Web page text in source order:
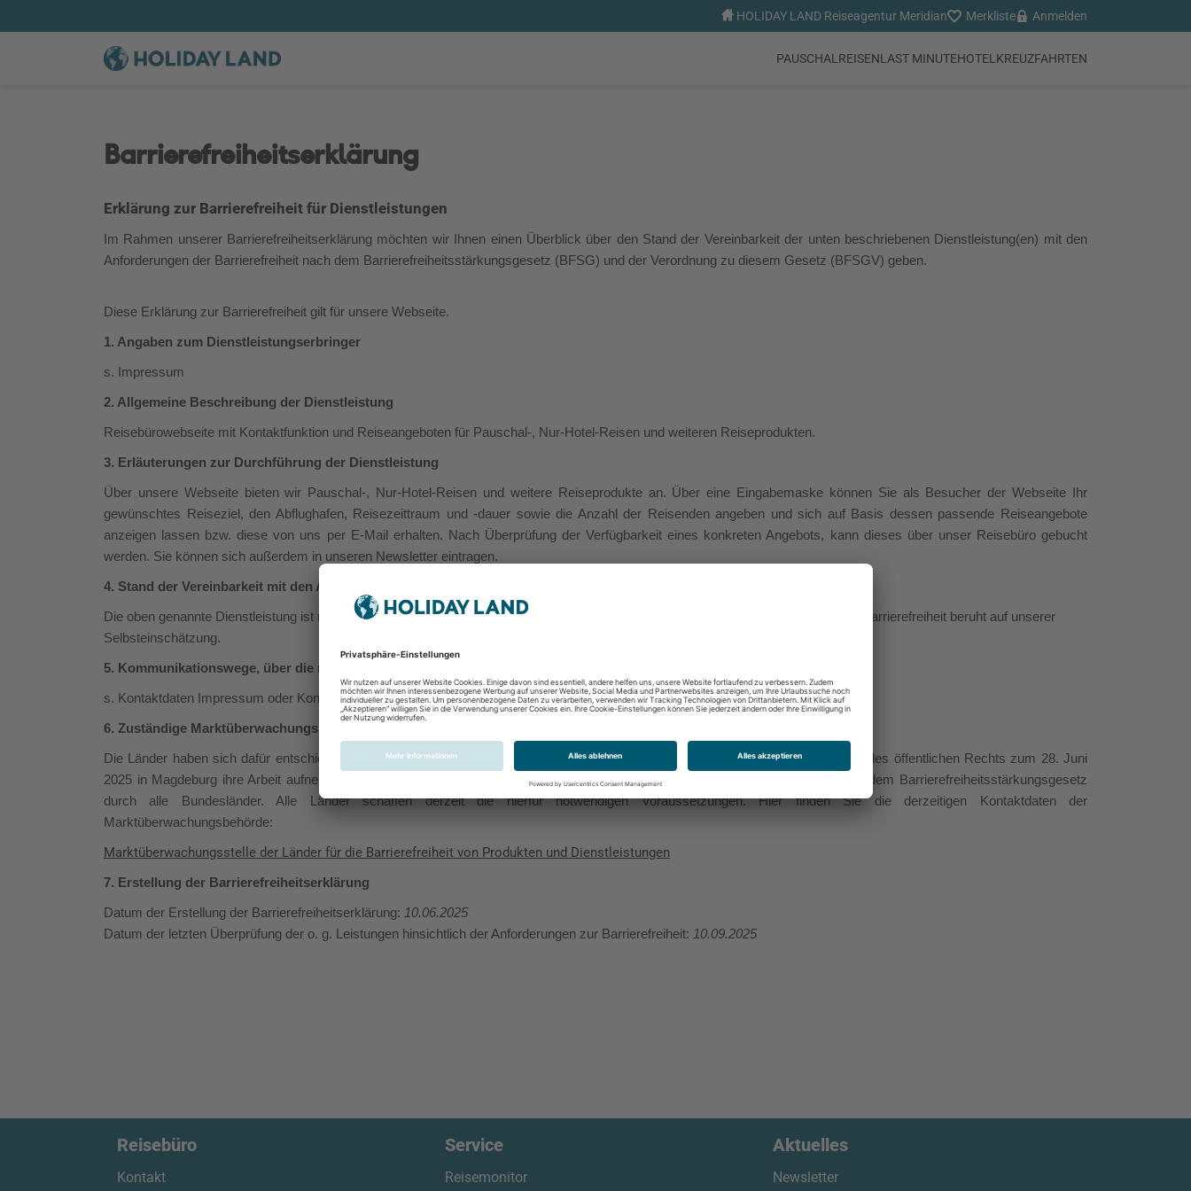
HOLIDAY LAND Reiseagentur Meridian Merkliste Anmelden
PAUSCHALREISENLAST MINUTEHOTEL KREUZFAHRTEN
Barrierefreiheitserklärung
Erklärung zur Barrierefreiheit für Dienstleistungen
Im Rahmen unserer Barrierefreiheitserklärung möchten wir Ihnen einen Überblick über den Stand der Vereinbarkeit der unten beschriebenen Dienstleistung(en) mit den
Anforderungen der Barrierefreiheit nach dem Barrierefreiheitsstärkungsgesetz (BFSG) und der Verordnung zu diesem Gesetz (BFSGV) geben.
Diese Erklärung zur Barrierefreiheit gilt für unsere Webseite.
1. Angaben zum Dienstleistungserbringer
s. Impressum
2. Allgemeine Beschreibung der Dienstleistung
Reisebürowebseite mit Kontaktfunktion und Reiseangeboten für Pauschal-, Nur-Hotel-Reisen und weiteren Reiseprodukten.
3. Erläuterungen zur Durchführung der Dienstleistung
Über unsere Webseite bieten wir Pauschal-, Nur-Hotel-Reisen und weitere Reiseprodukte an. Über eine Eingabemaske können Sie als Besucher der Webseite Ihr
gewünschtes Reiseziel, den Abflughafen, Reisezeittraum und -dauer sowie die Anzahl der Reisenden angeben und sich auf Basis dessen passende Reiseangebote
anzeigen lassen bzw. diese von uns per E-Mail erhalten. Nach Überprüfung der Verfügbarkeit eines konkreten Angebots, kann dieses über unser Reisebüro gebucht
werden. Sie können sich außerdem in unseren Newsletter eintragen.
4. Stand der Vereinbarkeit mit den Anforderungen
Die oben genannte Dienstleistung ist mit dem Barrierefreiheitsstärkungsgesetz (BFSG) vereinbar.
Die Einschätzung zum Stand der Barrierefreiheit beruht auf unserer
Selbsteinschätzung.
5. Kommunikationswege, über die man Mängel bzgl. der Barrierefreiheit kommunizieren kann
s. Kontaktdaten Impressum oder Kontaktformular auf der Webseite
6. Zuständige Marktüberwachungsbehörde
Die Länder haben sich dafür entschieden, eine gemeinsame Marktüberwachungsbehörde zu gründen. Diese soll als neue Anstalt des öffentlichen Rechts zum 28. Juni
2025 in Magdeburg ihre Arbeit aufnehmen. Erforderlich hierfür ist die Ratifikation des Staatsvertrages zur Aufgabenerfüllung nach dem Barrierefreiheitsstärkungsgesetz
durch alle Bundesländer. Alle Länder schaffen derzeit die hierfür notwendigen Voraussetzungen. Hier finden Sie die derzeitigen Kontaktdaten der
Marktüberwachungsbehörde:
Marktüberwachungsstelle der Länder für die Barrierefreiheit von Produkten und Dienstleistungen
7. Erstellung der Barrierefreiheitserklärung
Datum der Erstellung der Barrierefreiheitserklärung: 10.06.2025
Datum der letzten Überprüfung der o. g. Leistungen hinsichtlich der Anforderungen zur Barrierefreiheit: 10.09.2025
Reisebüro
Kontakt
Service
Reisemonitor
Aktuelles
Newsletter